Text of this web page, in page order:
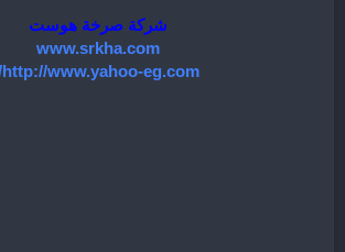
شركة صرخة هوست
www.srkha.com
http://www.yahoo-eg.com/